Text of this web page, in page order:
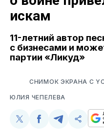
искам
11-летний автор
с бизнесами и
партии «Ликуд»
СНИМОК ЭКРАНА С
ЮЛИЯ ЧЕПЕЛЕВА
Поделиться
Поделиться